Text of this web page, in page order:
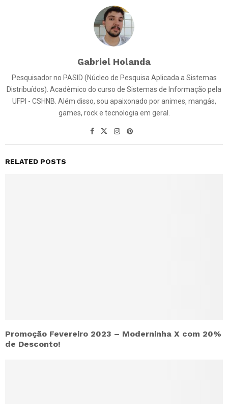
Gabriel Holanda
Pesquisador no PASID (Núcleo de Pesquisa Aplicada a Sistemas
Distribuídos). Acadêmico do curso de Sistemas de Informação pela
UFPI - CSHNB. Além disso, sou apaixonado por animes, mangás,
games, rock e tecnologia em geral.
RELATED POSTS
Promoção Fevereiro 2023 – Moderninha X com 20%
de Desconto!